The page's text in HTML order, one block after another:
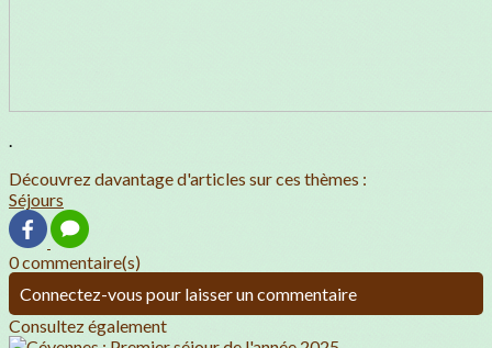
.
Découvrez davantage d'articles sur ces thèmes :
Séjours
0 commentaire(s)
Connectez-vous pour laisser un commentaire
Consultez également